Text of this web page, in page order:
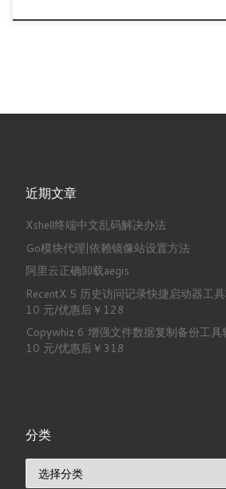
近期文章
Xshell终端中文乱码解决办法
Go模块代理|依赖镜像站设置方法
阿里云正确卸载aegis
RecentX 5 历史访问记录快捷启动器工
10 元/优惠后￥128
Copywhiz 6 增强文件数据复制备份工
10 元/优惠后￥318
分类